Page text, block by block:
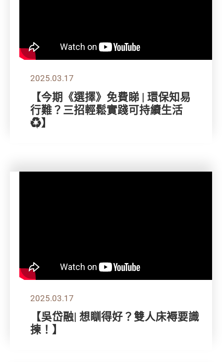
2025.03.17
【今期《選擇》免費睇 | 環保知易
行難？三招輕鬆實踐可持續生活
♻️】
2025.03.17
【吳岱融| 想瞓得好？雙人床褥要識
揀！】